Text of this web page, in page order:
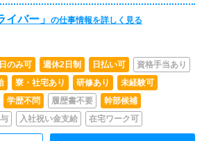
好き・得意な方運転歴が長い方シンプルな仕事
る方フリーター・Wワーク・転職検討中の方
イバー」 の仕事情報を詳しく見る
のみ可 週休2日制 日払い可
資格手当あり
寮・社宅あり 研修あり
未経験可
学歴不問 履歴書不要
幹部候補
入社祝い金支給 在宅ワーク可